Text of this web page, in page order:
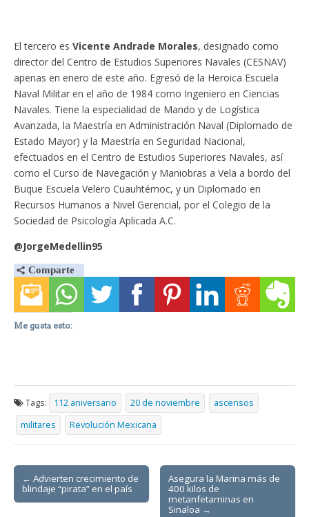
El tercero es Vicente Andrade Morales, designado como
director del Centro de Estudios Superiores Navales (CESNAV)
apenas en enero de este año. Egresó de la Heroica Escuela
Naval Militar en el año de 1984 como Ingeniero en Ciencias
Navales. Tiene la especialidad de Mando y de Logística
Avanzada, la Maestría en Administración Naval (Diplomado de
Estado Mayor) y la Maestría en Seguridad Nacional,
efectuados en el Centro de Estudios Superiores Navales, así
como el Curso de Navegación y Maniobras a Vela a bordo del
Buque Escuela Velero Cuauhtémoc, y un Diplomado en
Recursos Humanos a Nivel Gerencial, por el Colegio de la
Sociedad de Psicología Aplicada A.C.
@JorgeMedellin95
Me gusta esto:
Tags: 112 aniversario 20 de noviembre
ascensos
militares
Revolución Mexicana
Post
navigation
← Advierten crecimiento de
blindaje “pirata” en el país
Asegura la Marina más de
400 kilos de
metanfetaminas en
Sinaloa →